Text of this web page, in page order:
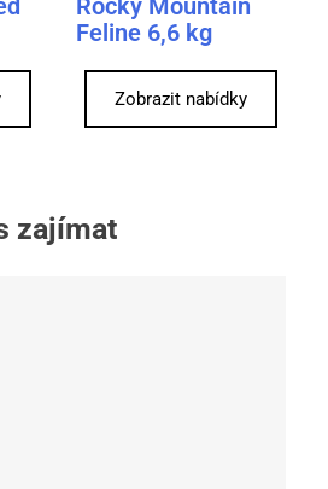
Rocky Mountain
Feline 6,6 kg
Zobrazit nabídky
zajímat